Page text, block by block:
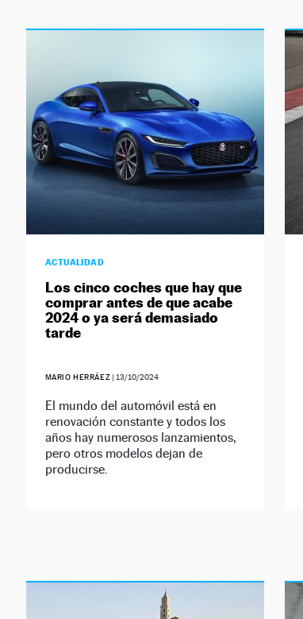
ACTUALIDAD
Los cinco coches que hay que
comprar antes de que acabe
2024 o ya será demasiado
tarde
MARIO HERRÁEZ | 13/10/2024
El mundo del automóvil está en
renovación constante y todos los
años hay numerosos lanzamientos,
pero otros modelos dejan de
producirse.